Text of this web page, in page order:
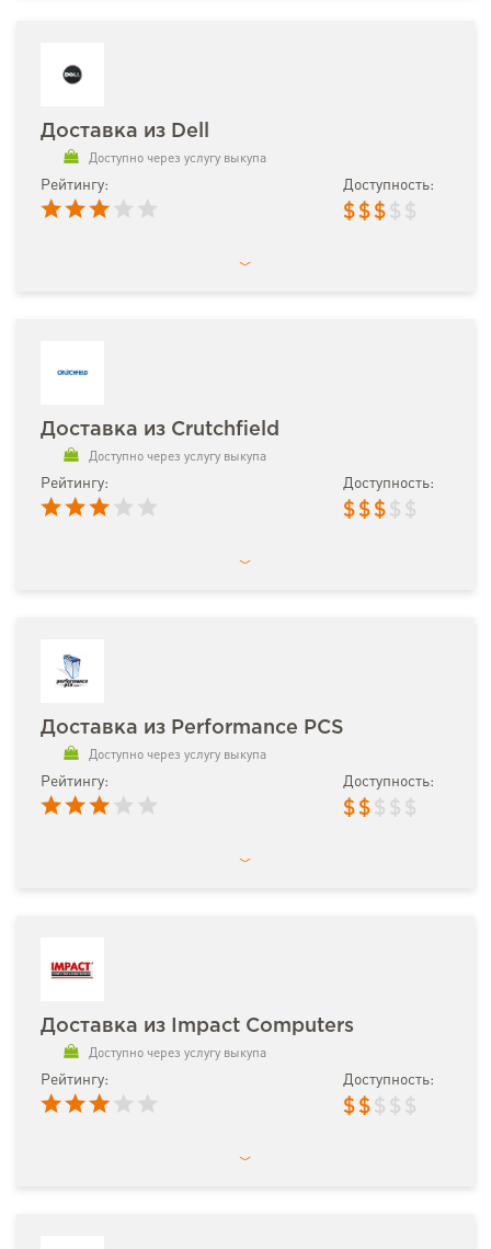
Доставка из Dell
Доступно через услугу выкупа
Рейтингу: Доступность:
$ $ $ $ $
Доставка из Crutchfield
Доступно через услугу выкупа
Рейтингу: Доступность:
$ $ $ $ $
Доставка из Performance PCS
Доступно через услугу выкупа
Рейтингу: Доступность:
$ $ $ $ $
Доставка из Impact Computers
Доступно через услугу выкупа
Рейтингу: Доступность:
$ $ $ $ $